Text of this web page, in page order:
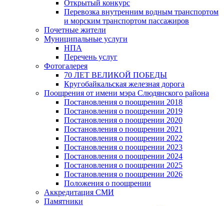
Открытый конкурс
Перевозка внутренним водным транспортом
и морским транспортом пассажиров
Почетные жители
Муниципальные услуги
НПА
Перечень услуг
Фотогалерея
70 ЛЕТ ВЕЛИКОЙ ПОБЕДЫ
Кругобайкальская железная дорога
Поощрения от имени мэра Слюдянского района
Постановления о поощрении 2018
Постановления о поощрении 2019
Постановления о поощрении 2020
Постановления о поощрении 2021
Постановления о поощрении 2022
Постановления о поощрении 2023
Постановления о поощрении 2024
Постановления о поощрении 2025
Постановления о поощрении 2026
Положения о поощрении
Аккредитация СМИ
Памятники